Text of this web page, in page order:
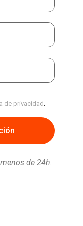
de privacidad.
de 24h.